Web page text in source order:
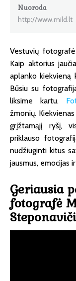
Nuoroda
http://www.mild.lt
Vestuvių
Kaip aktorius
aplanko kiekvieną
Būsiu su
liksime kartu.
žmonių.
grįžtamąjį ryšį,
priklauso
nudžiuginti kitus
jausmus, emocijas
Geriausia
fotografė